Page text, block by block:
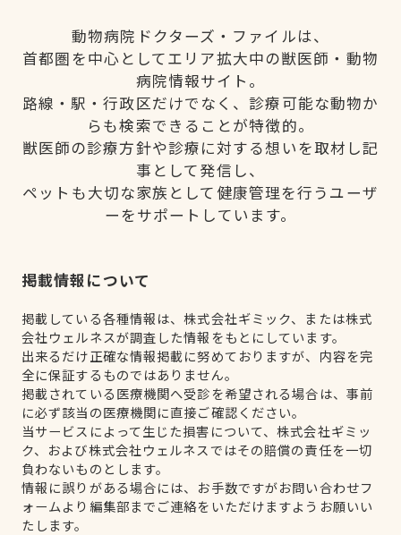
動物病院ドクターズ・ファイルは、
首都圏を中心としてエリア拡大中の獣医師・動物
病院情報サイト。
路線・駅・行政区だけでなく、診療可能な動物か
らも検索できることが特徴的。
獣医師の診療方針や診療に対する想いを取材し記
事として発信し、
ペットも大切な家族として健康管理を行うユーザ
ーをサポートしています。
掲載情報について
掲載している各種情報は、株式会社ギミック、または株式
会社ウェルネスが調査した情報をもとにしています。
出来るだけ正確な情報掲載に努めておりますが、内容を完
全に保証するものではありません。
掲載されている医療機関へ受診を希望される場合は、事前
に必ず該当の医療機関に直接ご確認ください。
当サービスによって生じた損害について、株式会社ギミッ
ク、および株式会社ウェルネスではその賠償の責任を一切
負わないものとします。
情報に誤りがある場合には、お手数ですがお問い合わせフ
ォームより編集部までご連絡をいただけますようお願いい
たします。